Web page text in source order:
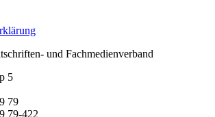
und Fachmedienverband
5
79
79-422